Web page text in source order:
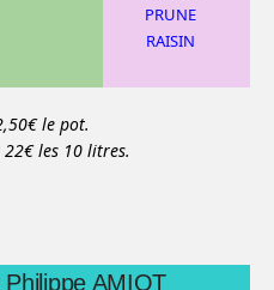
PRUNE
RAISIN
le pot.
les 10 litres.
AMIOT